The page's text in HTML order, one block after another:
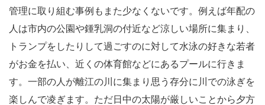
管理に取り組む事例もまた少なくないです。例えば年配の
人は市内の公園や鍾乳洞の付近など涼しい場所に集まり、
トランプをしたりして過ごすのに対して水泳の好きな若者
がお金を払い、近くの体育館などにあるプールに行きま
す。一部の人が離江の川に集まり思う存分に川での泳ぎを
楽しんで凌ぎます。ただ日中の太陽が厳しいことから夕方